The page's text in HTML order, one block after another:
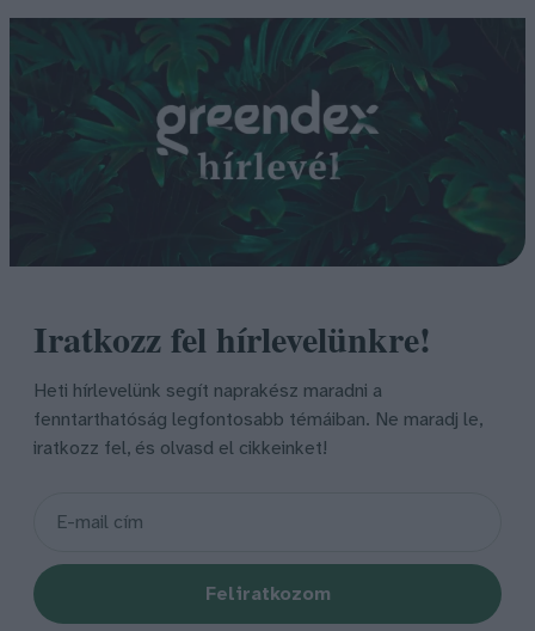
Iratkozz fel hírlevelünkre!
Heti hírlevelünk segít naprakész maradni a
fenntarthatóság legfontosabb témáiban. Ne maradj le,
iratkozz fel, és olvasd el cikkeinket!
Feliratkozom